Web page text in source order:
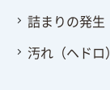
詰まりの発生
汚れ（ヘドロ